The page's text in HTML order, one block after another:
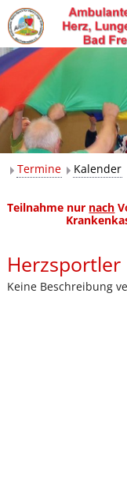
Termine
Kalender
Teilnahme nur nach
Herzsportler
Keine Beschreibung